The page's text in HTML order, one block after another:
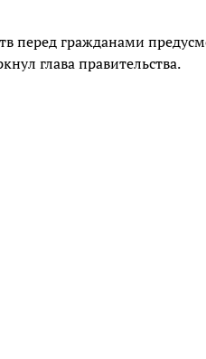
перед гражданами
глава правительства.